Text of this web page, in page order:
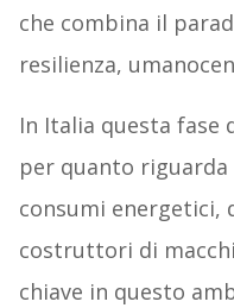
che combina il
resilienza,
In Italia questa fase
per quanto
consumi energetici,
costruttori di
chiave in questo